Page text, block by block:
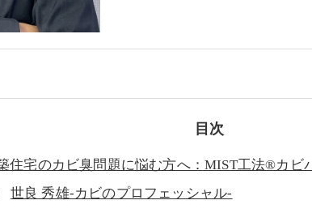
目次
住宅のカビ臭問題に悩む方へ：MIST工法®カビ
世良 秀雄-カビのプロフェッシャル-